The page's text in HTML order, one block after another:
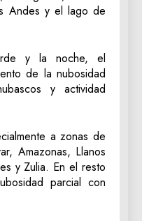
Andes y el lago de
y la noche, el
de la nubosidad
y actividad
a zonas de
Amazonas, Llanos
y Zulia. En el resto
parcial con